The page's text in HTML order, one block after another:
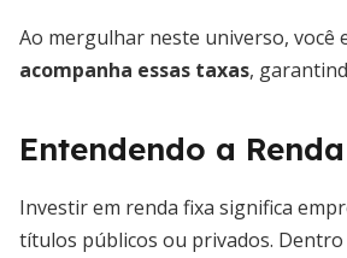
Ao mergulhar neste universo, você
acompanha essas taxas,
Entendendo a
Investir em renda fixa significa
títulos públicos ou privados. Dentro